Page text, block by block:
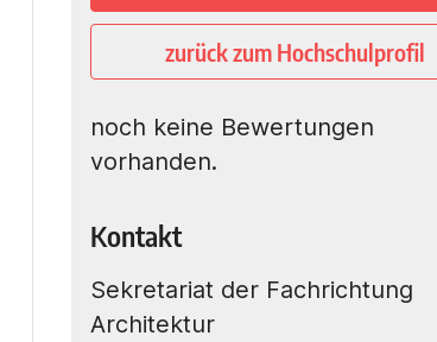
zurück zum Hochschulprofil
noch keine Bewertungen
vorhanden.
Kontakt
Sekretariat der Fachrichtung
Architektur